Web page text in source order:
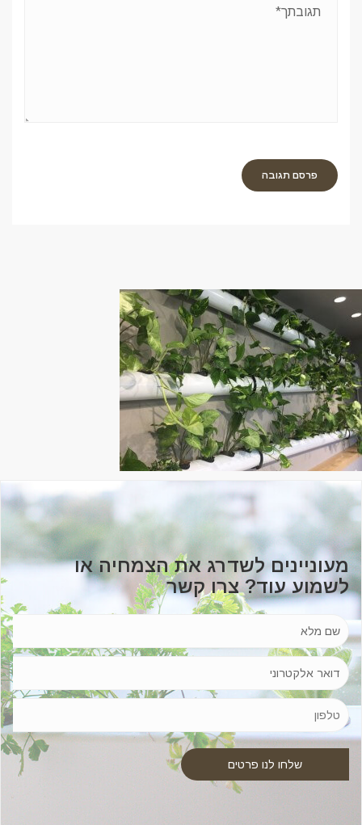
מעוניינים לשדרג את הצמחיה או
לשמוע עוד? צרו קשר